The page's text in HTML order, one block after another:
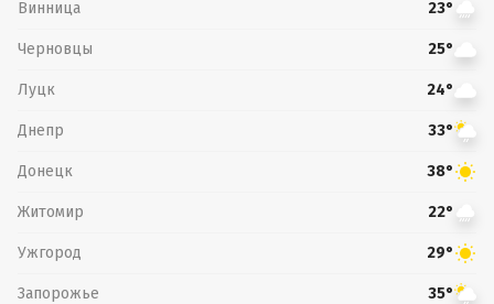
Винница 23°
Черновцы 25°
Луцк 24°
Днепр 33°
Донецк 38°
Житомир 22°
Ужгород 29°
Запорожье 35°